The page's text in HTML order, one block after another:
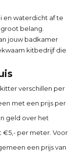
en waterdicht af te
belang.
jouw badkamer
kitbedrijf die
verschillen per
met een prijs per
geld over het
€5,- per meter. Voor
een prijs van